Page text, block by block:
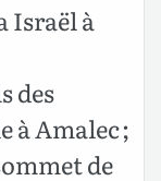
Israël à
des
à Amalec ;
de